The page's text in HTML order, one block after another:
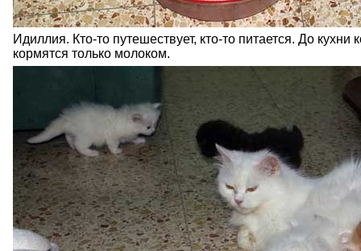
Идиллия. Кто-то путешествует, кто-то питается. До
кормятся только молоком.